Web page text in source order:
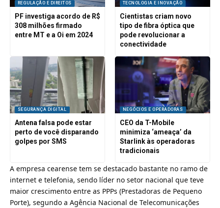
REGULAÇÃO E DIREITOS
PF investiga acordo de R$
308 milhões firmado
entre MT e a Oi em 2024
TECNOLOGIA E INOVAÇÃO
Cientistas criam novo
tipo de fibra óptica que
pode revolucionar a
conectividade
SEGURANÇA DIGITAL
Antena falsa pode estar
perto de você disparando
golpes por SMS
NEGÓCIOS E OPERADORAS
CEO da T-Mobile
minimiza ‘ameaça’ da
Starlink às operadoras
tradicionais
A empresa cearense tem se destacado bastante no ramo de
internet e telefonia, sendo líder no setor nacional que teve
maior crescimento entre as PPPs (Prestadoras de Pequeno
Porte), segundo a Agência Nacional de Telecomunicações